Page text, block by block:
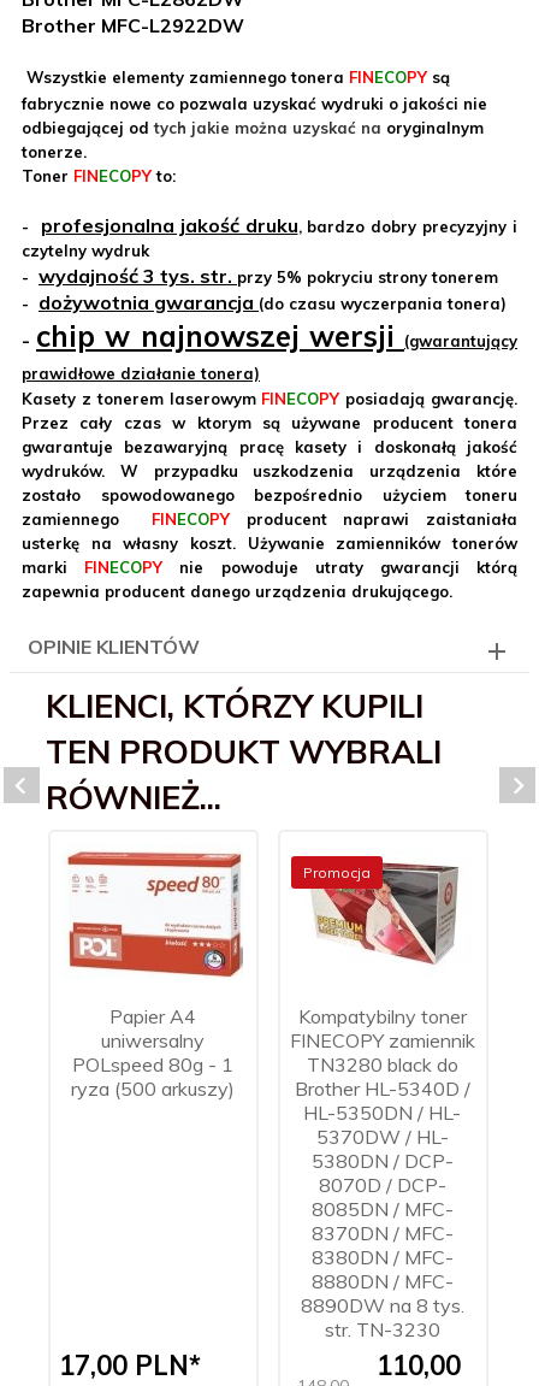
Brother MFC-L2922DW
Wszystkie elementy zamiennego tonera FINECOPYsą
fabrycznie nowe co pozwala uzyskać wydruki o jakości nie
odbiegającej odtych jakie można uzyskać na oryginalnym
tonerze.
Toner FINECOPYto:
- profesjonalna jakość druku, bardzo dobry precyzyjny i
czytelny wydruk
- wydajność 3 tys. str. przy 5% pokryciu strony tonerem
- dożywotnia gwarancja (do czasu wyczerpania tonera)
- chip w najnowszej wersji
(gwarantujący
prawidłowe działanie tonera)
Kasety z tonerem laserowym FINECOPY posiadają gwarancję.
Przez cały czas w ktorym są używane producent tonera
gwarantuje bezawaryjną pracę kasety i doskonałą jakość
wydruków. W przypadku uszkodzenia urządzenia które
zostało spowodowanego bezpośrednio użyciem toneru
zamiennego FINECOPYproducent naprawi zaistaniała
usterkę na własny koszt. Używanie zamienników tonerów
marki FINECOPYnie powoduje utraty gwarancji którą
zapewnia producent danego urządzenia drukującego.
OPINIE KLIENTÓW
KLIENCI, KTÓRZY KUPILI
TEN PRODUKT WYBRALI
RÓWNIEŻ...
Papier A4
uniwersalny
POLspeed 80g - 1
ryza (500 arkuszy)
17,00 PLN*
Promocja
Kompatybilny toner
FINECOPY zamiennik
TN3280 black do
Brother HL-5340D /
HL-5350DN / HL-
5370DW / HL-
5380DN / DCP-
8070D / DCP-
8085DN / MFC-
8370DN / MFC-
8380DN / MFC-
8880DN / MFC-
8890DW na 8 tys.
str. TN-3230
110,00